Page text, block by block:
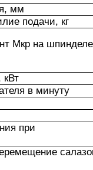
мм
подачи, кг
Мкр на
кВт
в минуту
при